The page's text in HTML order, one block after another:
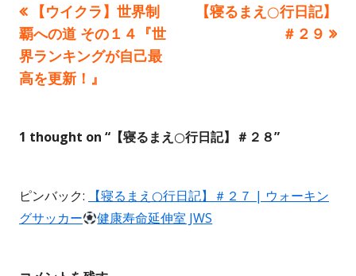
投
稿
ナ
ー
シ
前
の
記
事:
【ウイクラ】世界制
覇への道 その１４『世
界ランキングが自己最
高を更新！』
次
【寝るまえ○行日記】
＃２９
1 thought on “ 【寝るまえ○行日記】＃２８”
ピンバック:
【寝るまえ○行日記】＃２７ | ウォーキン
グサッカー
健康寿命延伸室 JWS